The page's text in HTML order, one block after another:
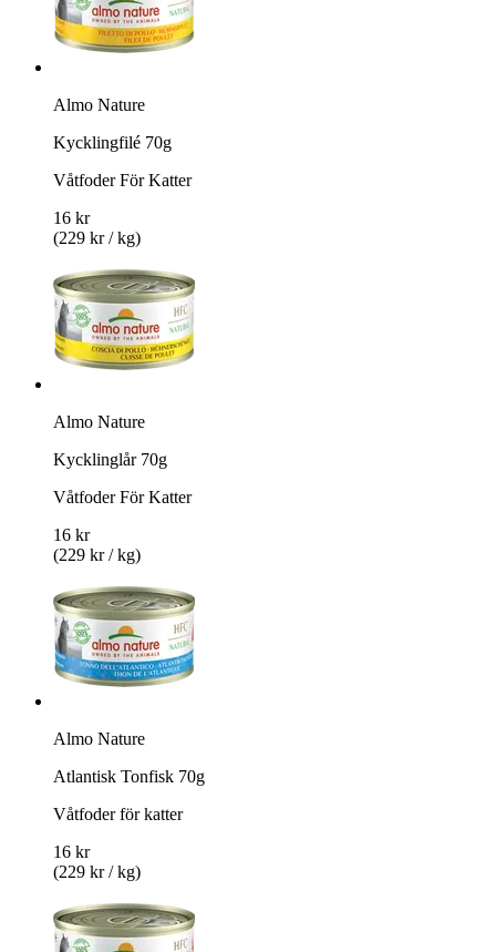
Almo Nature
Kycklingfilé 70g
Våtfoder För Katter
16 kr
(229 kr / kg)
Almo Nature
Kycklinglår 70g
Våtfoder För Katter
16 kr
(229 kr / kg)
Almo Nature
Atlantisk Tonfisk 70g
Våtfoder för katter
16 kr
(229 kr / kg)